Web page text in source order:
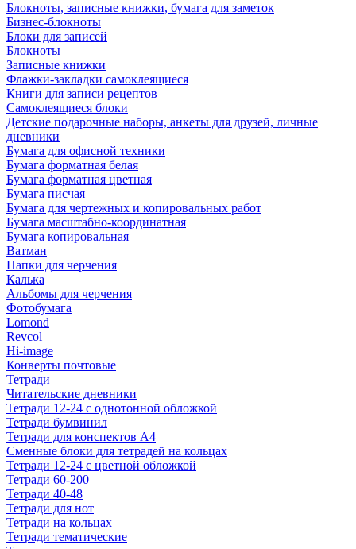
Блокноты, записные книжки, бумага для заметок
Бизнес-блокноты
Блоки для записей
Блокноты
Записные книжки
Флажки-закладки самоклеящиеся
Книги для записи рецептов
Самоклеящиеся блоки
Детские подарочные наборы, анкеты для друзей, личные
дневники
Бумага для офисной техники
Бумага форматная белая
Бумага форматная цветная
Бумага писчая
Бумага для чертежных и копировальных работ
Бумага масштабно-координатная
Бумага копировальная
Ватман
Папки для черчения
Калька
Альбомы для черчения
Фотобумага
Lomond
Revcol
Hi-image
Конверты почтовые
Тетради
Читательские дневники
Тетради 12-24 с однотонной обложкой
Тетради бумвинил
Тетради для конспектов А4
Сменные блоки для тетрадей на кольцах
Тетради 12-24 с цветной обложкой
Тетради 60-200
Тетради 40-48
Тетради для нот
Тетради на кольцах
Тетради тематические